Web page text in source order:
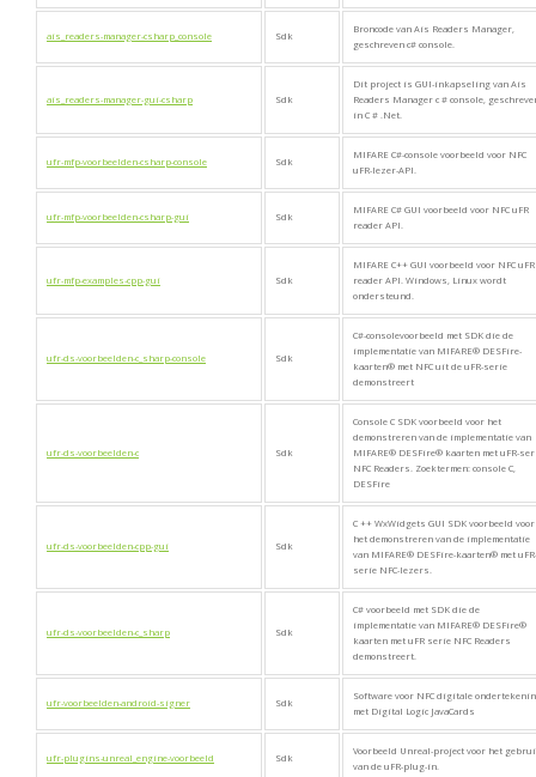
ais_readers-manager-csharp_console Sdk
Broncode van Ais Readers Manager,
geschreven c# console.
ais_readers-manager-gui-csharp Sdk
Dit project is GUI-inkapseling van Ais
Readers Manager c # console,
in C # .Net.
ufr-mfp-voorbeelden-csharp-console Sdk
MIFARE C#-console voorbeeld voor NFC
uFR-lezer-API.
ufr-mfp-voorbeelden-csharp-gui Sdk
MIFARE C# GUI voorbeeld voor NFC uFR
reader API.
ufr-mfp-examples-cpp-gui Sdk
MIFARE C++ GUI voorbeeld voor NFC uFR
reader API. Windows, Linux wordt
ondersteund.
ufr-ds-voorbeelden-c_sharp-console Sdk
C#-consolevoorbeeld met SDK die de
implementatie van MIFARE® DESFire-
kaarten® met NFC uit de uFR-serie
demonstreert
ufr-ds-voorbeelden-c Sdk
Console C SDK voorbeeld voor het
demonstreren van de implementatie van
MIFARE® DESFire® kaarten met uFR-
NFC Readers. Zoektermen: console C,
DESFire
ufr-ds-voorbeelden-cpp-gui Sdk
C ++ WxWidgets GUI SDK voorbeeld voor
het demonstreren van de implementatie
van MIFARE® DESFire-kaarten® met uFR-
serie NFC-lezers.
ufr-ds-voorbeelden-c_sharp Sdk
C# voorbeeld met SDK die de
implementatie van MIFARE® DESFire®
kaarten met uFR serie NFC Readers
demonstreert.
ufr-voorbeelden-android-signer Sdk
Software voor NFC digitale
met Digital Logic JavaCards
ufr-plugins-unreal_engine-voorbeeld Sdk
Voorbeeld Unreal-project voor het
van de uFR-plug-in.